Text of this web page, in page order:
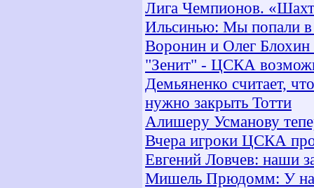
Лига Чемпионов.
Ильсинью: Мы попали в
Воронин и Олег Блохин
"Зенит" - ЦСКА
Демьяненко считает,
нужно закрыть Тотти
Алишеру Усманову
Вчера игроки ЦСКА
Евгений Ловчев: наши
Мишель Прюдомм: У